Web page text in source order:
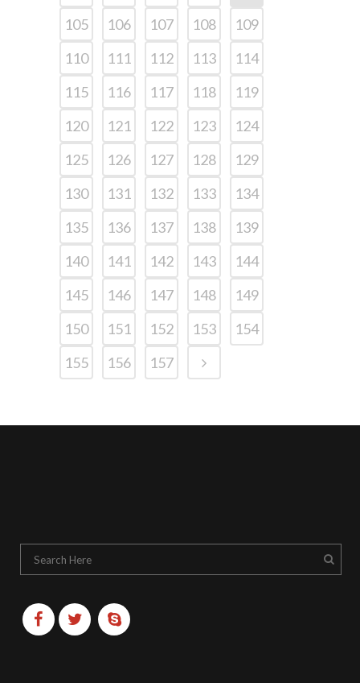
105
106 107 108
109
110
111 112 113
114
115
116 117 118
119
120
121 122 123
124
125
126 127 128
129
130
131 132 133
134
135
136 137 138
139
140
141 142 143
144
145
146 147 148
149
150
151 152 153
154
155
156 157